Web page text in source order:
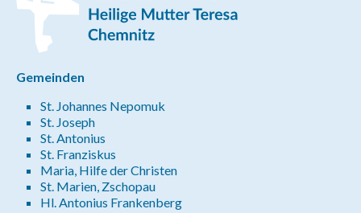
Gemeinden
St. Johannes Nepomuk
St. Joseph
St. Antonius
St. Franziskus
Maria, Hilfe der Christen
St. Marien, Zschopau
Hl. Antonius Frankenberg